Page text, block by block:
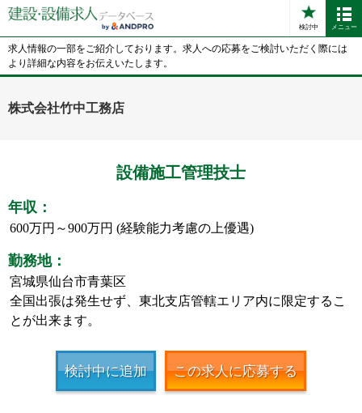
検討中 メニュー
求人情報の一部をご紹介しております。求人への応募をご検討いただく際には
より詳細な内容をお伝えいたします。
株式会社竹中工務店
設備施工管理技士
年収：
600万円～900万円 (経験能力考慮の上優遇)
勤務地：
宮城県仙台市青葉区
全国出張は発生せず、東北支店管轄エリア内に限定するこ
とが出来ます。
検討中に追加 この求人に応募する